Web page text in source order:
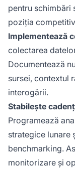
pentru schimbări
poziția
Implementează
colectarea
Documentează
sursei, contextul
interogării.
Stabilește
Programează
strategice lunare
benchmarking.
monitorizare și